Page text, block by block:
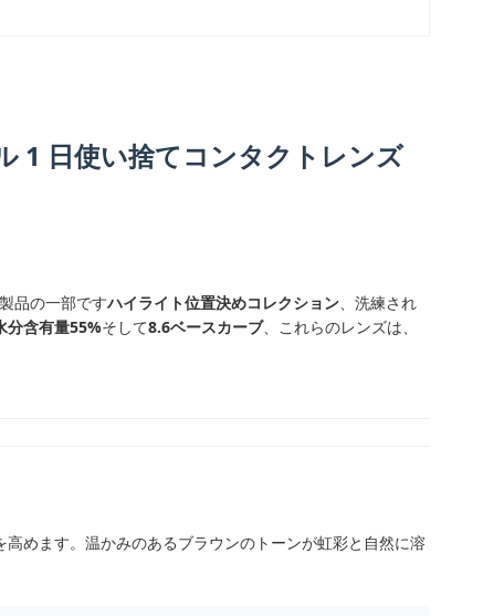
1 日使い捨てコンタクトレンズ
品の一部ですハイライト位置決めコレクション、洗練され
分含有量55%そして8.6ベースカーブ、これらのレンズは、
めます。温かみのあるブラウンのトーンが虹彩と自然に溶